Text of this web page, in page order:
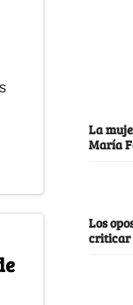
La
María
Los
criticar